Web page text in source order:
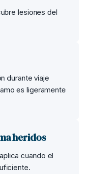
lesiones del
durante viaje
es ligeramente
heridos
cuando el